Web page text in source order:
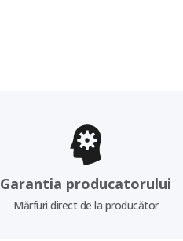
Garantia producatorului
Mărfuri direct de la producător